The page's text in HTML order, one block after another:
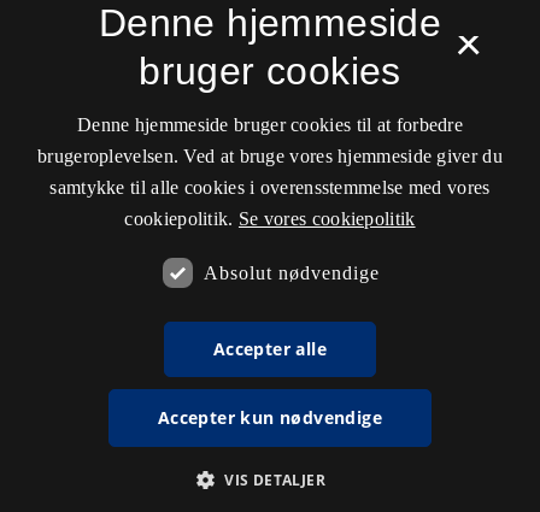
×
Denne hjemmeside
bruger cookies
Denne hjemmeside bruger cookies til at forbedre
brugeroplevelsen. Ved at bruge vores hjemmeside giver du
samtykke til alle cookies i overensstemmelse med vores
cookiepolitik. Se vores cookiepolitik
Absolut nødvendige
Accepter alle
Accepter kun nødvendige
VIS DETALJER